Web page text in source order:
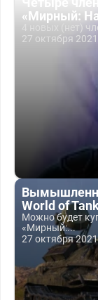
«Мирный:
4 новых (нет)
27 октября 2021
World of
Можно будет
«Мирный:...
27 октября